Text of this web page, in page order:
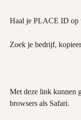
Haal je PLACE ID op
Zoek je bedrijf,
Met deze link kunnen
browsers als Safari.